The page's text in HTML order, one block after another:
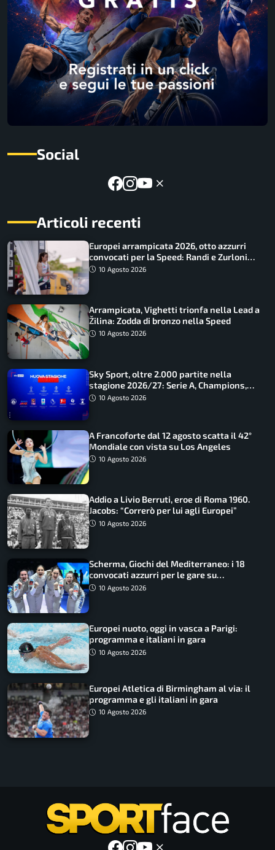
Social
Articoli recenti
Europei arrampicata 2026, otto azzurri
convocati per la Speed: Randi e Zurloni
guidano l’Italia
10 Agosto 2026
Arrampicata, Vighetti trionfa nella Lead a
Žilina: Zodda di bronzo nella Speed
10 Agosto 2026
Sky Sport, oltre 2.000 partite nella
stagione 2026/27: Serie A, Champions,
Premier e tutte le novità
10 Agosto 2026
A Francoforte dal 12 agosto scatta il 42°
Mondiale con vista su Los Angeles
10 Agosto 2026
Addio a Livio Berruti, eroe di Roma 1960.
Jacobs: “Correrò per lui agli Europei”
10 Agosto 2026
Scherma, Giochi del Mediterraneo: i 18
convocati azzurri per le gare su
SportFaceTV
10 Agosto 2026
Europei nuoto, oggi in vasca a Parigi:
programma e italiani in gara
10 Agosto 2026
Europei Atletica di Birmingham al via: il
programma e gli italiani in gara
10 Agosto 2026